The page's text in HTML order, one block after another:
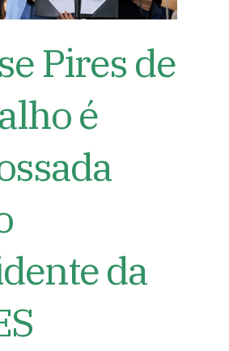
Pires de
é
da